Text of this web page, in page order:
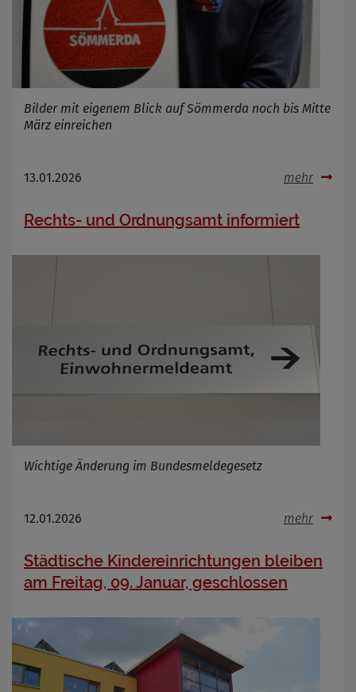
Bilder mit eigenem Blick auf Sömmerda noch bis Mitte
März einreichen
13.01.2026 mehr
Rechts- und Ordnungsamt informiert
Wichtige Änderung im Bundesmeldegesetz
12.01.2026 mehr
Städtische Kindereinrichtungen bleiben
am Freitag, 09. Januar, geschlossen